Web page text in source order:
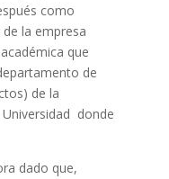
como
la empresa
que
de
de la
Universidad donde
dado que,